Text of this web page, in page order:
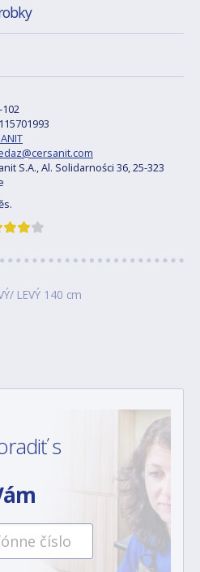
S.A., Al. Solidarności 36, 25-323
LEVÝ 140 cm
s